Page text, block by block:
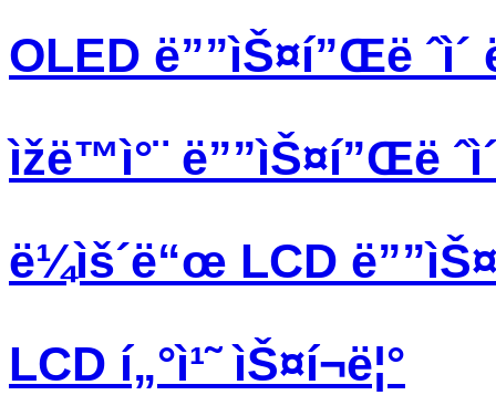
OLED ë””ìŠ¤í”Œë ˆì´
ìžë™ì°¨ ë””ìŠ¤í”Œë
ë¼ìš´ë“œ LCD
LCD í„°ì¹˜ ìŠ¤í¬ë¦°